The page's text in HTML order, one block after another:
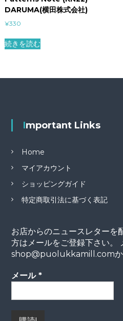
DARUMA(横田株式会社)
¥330
続きを読む
Important Links
Home
マイアカウント
ショッピングガイド
特定商取引法に基づく表記
お店からのニュースレターを
方はメールをご登録下さい。
shop@puolukkamill.comか
メール *